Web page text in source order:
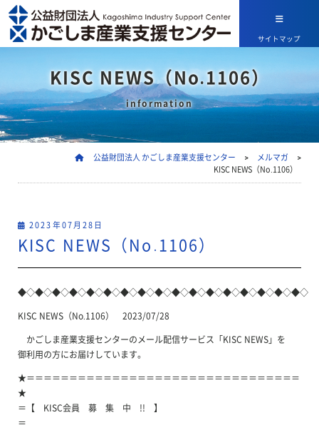
サイトマップ
KISC NEWS（No.1106）
information
公益財団法人 かごしま産業支援センター > メルマガ
>
KISC NEWS（No.1106）
2023年07月28日
KISC NEWS（No.1106）
◆◇◆◇◆◇◆◇◆◇◆◇◆◇◆◇◆◇◆◇◆◇◆◇◆◇◆◇◆◇◆◇◆◇
KISC NEWS（No.1106） 2023/07/28
かごしま産業支援センターのメール配信サービス「KISC NEWS」を
御利用の方にお届けしています。
★＝＝＝＝＝＝＝＝＝＝＝＝＝＝＝＝＝＝＝＝＝＝＝＝＝＝＝＝＝＝＝＝
★
＝【 KISC会員 募 集 中 !! 】
＝